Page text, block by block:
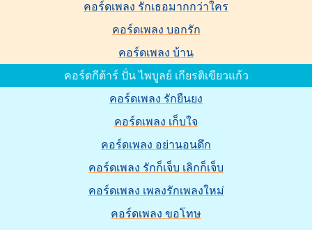
คอร์ดเพลง รักเธอมากกว่าใคร
คอร์ดเพลง บอกรัก
คอร์ดเพลง บ้าน
คอร์ดกีต้าร์ ปั่น ไพบูลย์ เกียรติเขียวแก้ว
คอร์ดเพลง รักยืนยง
คอร์ดเพลง เก็บใจ
คอร์ดเพลง อย่านอนดึก
คอร์ดเพลง รักก็เจ็บ เลิกก็เจ็บ
คอร์ดเพลง เพลงรักเพลงใหม่
คอร์ดเพลง ขอโทษ